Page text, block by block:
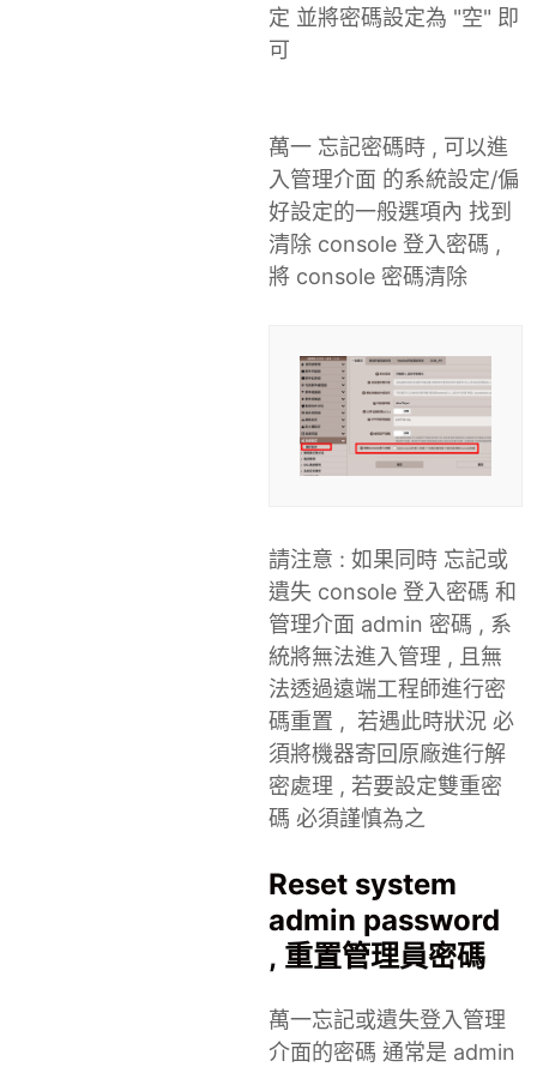
定 並將密碼設定為 "空" 即
可
萬一 忘記密碼時 , 可以進
入管理介面 的系統設定/偏
好設定的一般選項內 找到
清除 console 登入密碼 ,
將 console 密碼清除
請注意 : 如果同時 忘記或
遺失 console 登入密碼 和
管理介面 admin 密碼 , 系
統將無法進入管理 , 且無
法透過遠端工程師進行密
碼重置 , 若遇此時狀況 必
須將機器寄回原廠進行解
密處理 , 若要設定雙重密
碼 必須謹慎為之
Reset system
admin password
, 重置管理員密碼
萬一忘記或遺失登入管理
介面的密碼 通常是 admin